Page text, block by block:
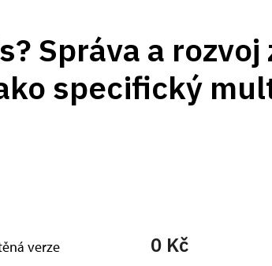
Správa a
specifický
verze 0 Kč